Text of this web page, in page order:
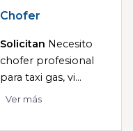
Chofer
Solicitan Necesito
chofer profesional
para taxi gas, vi...
Ver más